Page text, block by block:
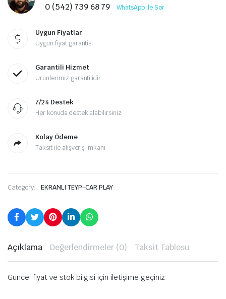
0 (542) 739 68 79 WhatsApp ile Sor
Uygun Fiyatlar
Uygun fiyat garantisi
Garantili Hizmet
Ürünlerimiz garantilidir
7/24 Destek
Her konuda destek alabilirsiniz
Kolay Ödeme
Taksit ile alışveriş imkanı
Category: EKRANLI TEYP-CAR PLAY
Açıklama Değerlendirmeler (0) Taksit Tablosu
Güncel fiyat ve stok bilgisi için iletişime geçiniz